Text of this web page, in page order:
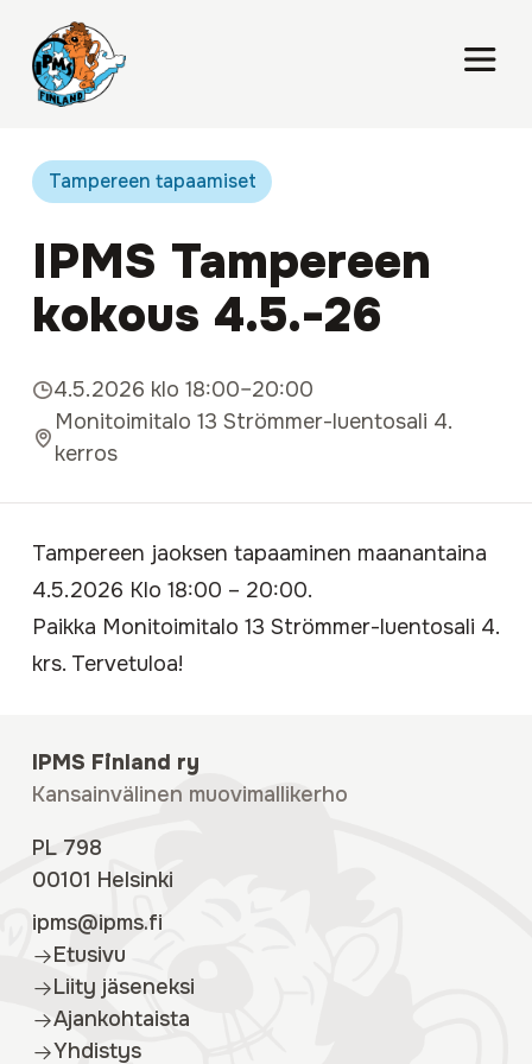
Tampereen tapaamiset
IPMS Tampereen
kokous 4.5.-26
4.5.2026 klo 18:00–20:00
Monitoimitalo 13 Strömmer-luentosali 4.
kerros
Tampereen jaoksen tapaaminen maanantaina
4.5.2026 Klo 18:00 – 20:00.
Paikka Monitoimitalo 13 Strömmer-luentosali 4.
krs. Tervetuloa!
IPMS Finland ry
Kansainvälinen muovimallikerho
PL 798
00101 Helsinki
ipms@ipms.fi
Etusivu
Liity jäseneksi
Ajankohtaista
Yhdistys